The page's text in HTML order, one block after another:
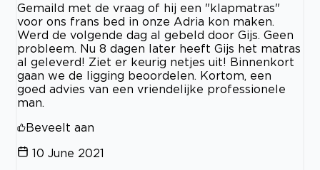
Gemaild met de vraag of hij een "klapmatras"
voor ons frans bed in onze Adria kon maken.
Werd de volgende dag al gebeld door Gijs. Geen
probleem. Nu 8 dagen later heeft Gijs het matras
al geleverd! Ziet er keurig netjes uit! Binnenkort
gaan we de ligging beoordelen. Kortom, een
goed advies van een vriendelijke professionele
man.
Beveelt aan
10 June 2021